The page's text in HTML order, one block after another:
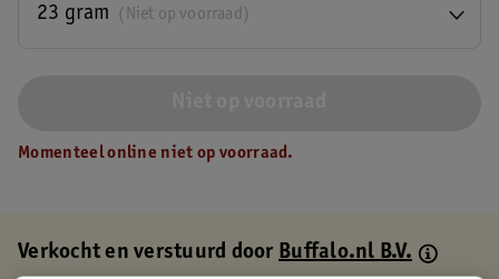
(Niet op voorraad)
23 gram
Momenteel online niet op voorraad.
Verkocht en verstuurd doorBuffalo.nl B.V.